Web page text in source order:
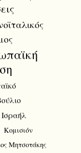
Ισραήλ
Κομισιόν
Μητσοτάκης